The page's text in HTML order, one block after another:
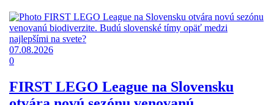
07.08.2026
0
FIRST LEGO League na Slovensku